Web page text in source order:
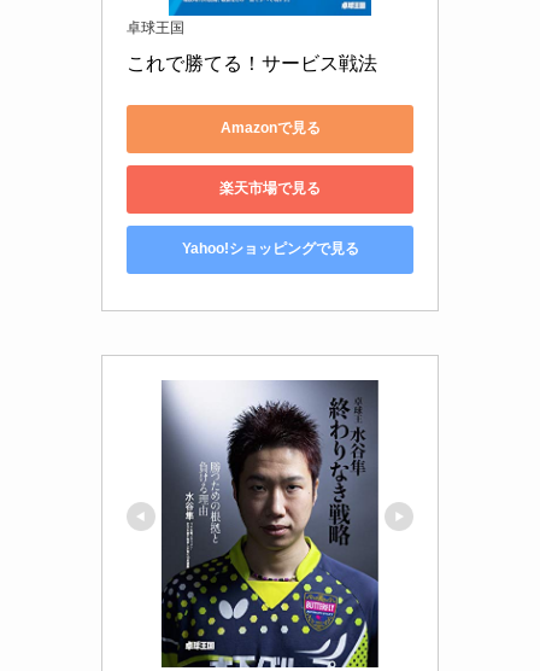
卓球王国
これで勝てる！サービス戦法
Amazonで見る
楽天市場で見る
Yahoo!ショッピングで見る